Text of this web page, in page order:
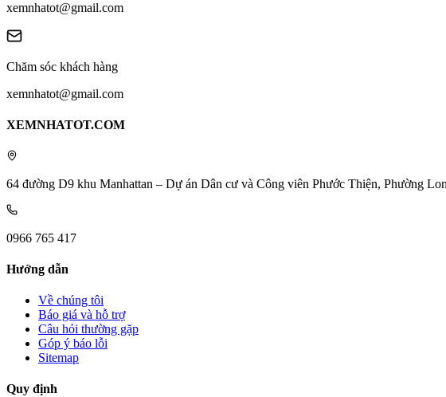
xemnhatot@gmail.com
Chăm sóc khách hàng
xemnhatot@gmail.com
XEMNHATOT.COM
64 đường D9 khu Manhattan – Dự án Dân cư và Công viên Phước Thiện, Phường
0966 765 417
Hướng dẫn
Về chúng tôi
Báo giá và hỗ trợ
Câu hỏi thường gặp
Góp ý báo lỗi
Sitemap
Quy định